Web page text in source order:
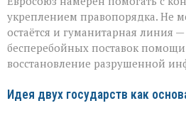
укреплением правопорядка. Не
остаётся и гуманитарная линия
бесперебойных поставок
восстановление разрушенной
Идея двух государств как